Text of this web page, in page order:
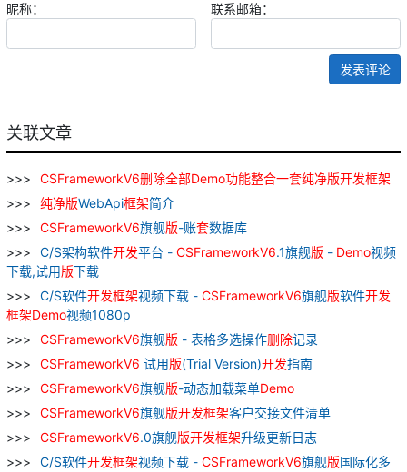
昵称： 联系邮箱：
发表评论
关联文章
CSFrameworkV6删除全部Demo功能整合一套纯净版开发框架
纯净版WebApi框架简介
CSFrameworkV6旗舰版-账套数据库
C/S架构软件开发平台 - CSFrameworkV6.1旗舰版 - Demo视频
下载,试用版下载
C/S软件开发框架视频下载 - CSFrameworkV6旗舰版软件开发
框架Demo视频1080p
CSFrameworkV6旗舰版 - 表格多选操作删除记录
CSFrameworkV6 试用版(Trial Version)开发指南
CSFrameworkV6旗舰版-动态加载菜单Demo
CSFrameworkV6旗舰版开发框架客户交接文件清单
CSFrameworkV6.0旗舰版开发框架升级更新日志
C/S软件开发框架视频下载 - CSFrameworkV6旗舰版国际化多